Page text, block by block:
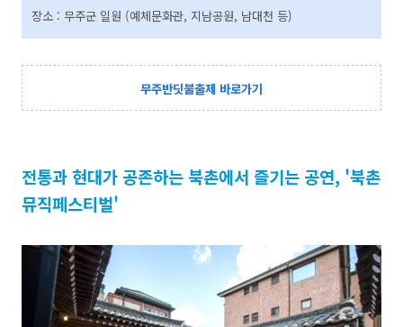
장소 : 무주군 일원 (예체문화관, 지남공원, 남대천 등)
무주반딧불출제 바로가기
전통과 현대가 공존하는 북촌에서 즐기는 공연, '북촌
뮤직페스티벌'